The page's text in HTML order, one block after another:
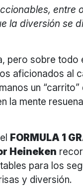
entre
la diversión se
pero sobre todo
aficionados al
un “carrito”
la mente
FORMULA 1
Heineken
para los
y diversión.